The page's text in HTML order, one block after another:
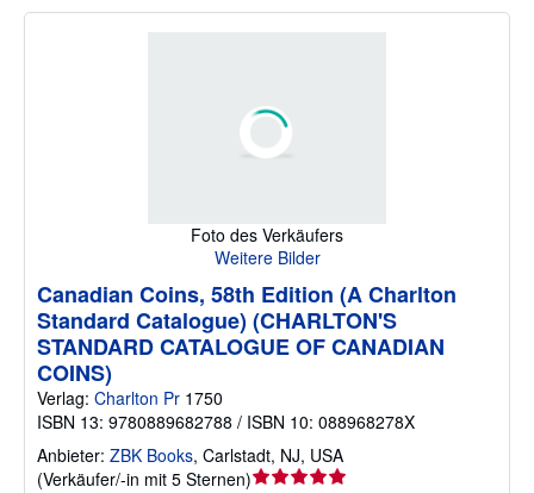
Foto des Verkäufers
Weitere Bilder
Canadian Coins, 58th Edition (A Charlton
Standard Catalogue) (CHARLTON'S
STANDARD CATALOGUE OF CANADIAN
COINS)
Verlag: Charlton Pr 1750
ISBN 13: 9780889682788 / ISBN 10: 088968278X
Anbieter: ZBK Books, Carlstadt, NJ, USA
(Verkäufer/-in mit 5 Sternen)Verkäuferbewertung